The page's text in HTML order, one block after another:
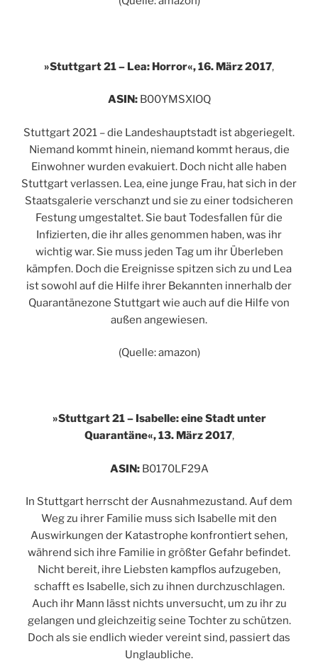
»Stuttgart 21 – Lea: Horror«, 16. März 2017,
ASIN:B00YMSXIOQ
Stuttgart 2021 – die Landeshauptstadt ist abgeriegelt.
Niemand kommt hinein, niemand kommt heraus, die
Einwohner wurden evakuiert. Doch nicht alle haben
Stuttgart verlassen. Lea, eine junge Frau, hat sich in der
Staatsgalerie verschanzt und sie zu einer todsicheren
Festung umgestaltet. Sie baut Todesfallen für die
Infizierten, die ihr alles genommen haben, was ihr
wichtig war. Sie muss jeden Tag um ihr Überleben
kämpfen. Doch die Ereignisse spitzen sich zu und Lea
ist sowohl auf die Hilfe ihrer Bekannten innerhalb der
Quarantänezone Stuttgart wie auch auf die Hilfe von
außen angewiesen.
(Quelle: amazon)
»Stuttgart 21 – Isabelle: eine Stadt unter
Quarantäne«, 13. März 2017,
ASIN:B0170LF29A
In Stuttgart herrscht der Ausnahmezustand. Auf dem
Weg zu ihrer Familie muss sich Isabelle mit den
Auswirkungen der Katastrophe konfrontiert sehen,
während sich ihre Familie in größter Gefahr befindet.
Nicht bereit, ihre Liebsten kampflos aufzugeben,
schafft es Isabelle, sich zu ihnen durchzuschlagen.
Auch ihr Mann lässt nichts unversucht, um zu ihr zu
gelangen und gleichzeitig seine Tochter zu schützen.
Doch als sie endlich wieder vereint sind, passiert das
Unglaubliche.